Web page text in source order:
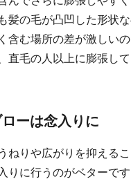
髪の毛が凸凹した形状
含む場所の差が激しい
直毛の人以上に膨張して
ーは念入りに
ねりや広がりを抑える
りに行うのがベターです